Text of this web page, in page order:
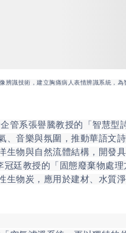
辨識技術，建立胸痛病人表情辨識系統，為
系張譽騰教授的「智慧型
音樂與氛圍，推動華語文
物與自然流體結構，開發
廷教授的「固態廢棄物處
生物炭，應用於建材、水質